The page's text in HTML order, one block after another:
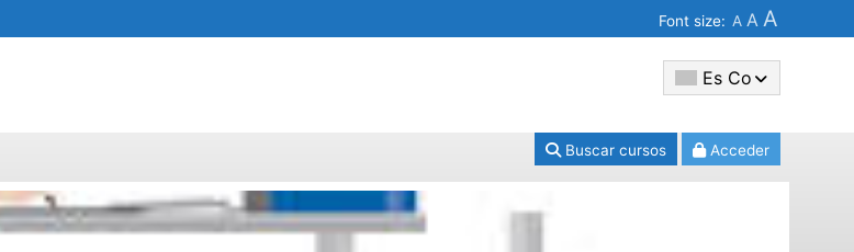
Font size: A A A
Es Co
Buscar cursos Acceder